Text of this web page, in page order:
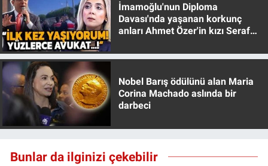
İmamoğlu'nun Diploma
Davası'nda yaşanan korkunç
anları Ahmet Özer'in kızı Seraf
Nobel Barış ödülünü alan Maria
Corina Machado aslında bir
darbeci
Bunlar da ilginizi çekebilir